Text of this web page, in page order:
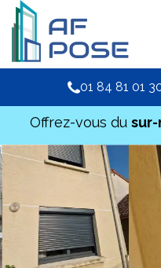
01 84 81 01
Offrez-vous du